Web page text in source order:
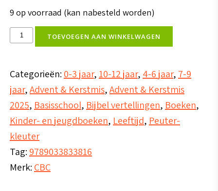
9 op voorraad (kan nabesteld worden)
Het
aantal
TOEVOEGEN AAN WINKELWAGEN
Categorieën: 0-3 jaar, 10-12 jaar, 4-6 jaar, 7-9
jaar,Advent & Kerstmis,Advent & Kerstmis
2025, Basisschool, Bijbel vertellingen, Boeken,
Kinder- en jeugdboeken, Leeftijd, Peuter-
kleuter
Tag: 9789033833816
Merk: CBC